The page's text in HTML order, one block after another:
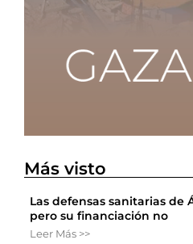
Más visto
Las defensas sanitarias de
pero su financiación no
Leer Más >>